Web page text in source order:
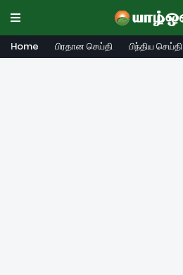
Home பிரதான செய்தி பிந்திய செய்தி